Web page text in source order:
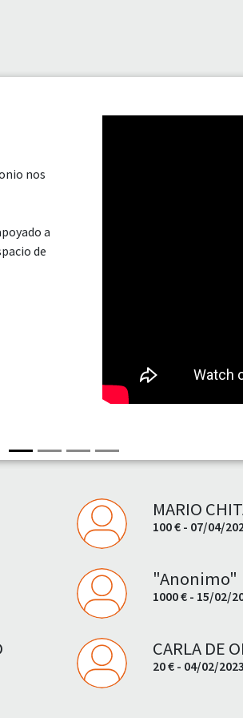
nos
a
de
MARIO
100 € - 07/04/
"Anonimo"
1000 € - 15/02/
CARLA DE
20 € - 04/02/